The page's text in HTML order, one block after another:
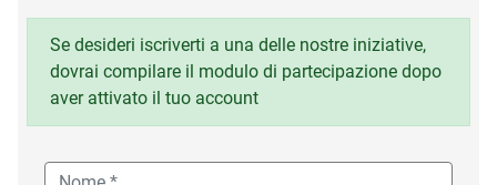
Se desideri iscriverti a una delle nostre iniziative,
dovrai compilare il modulo di partecipazione dopo
aver attivato il tuo account